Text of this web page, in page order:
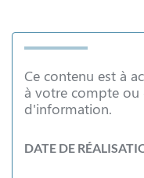
Ce contenu est à
à votre compte
d'information.
DATE DE